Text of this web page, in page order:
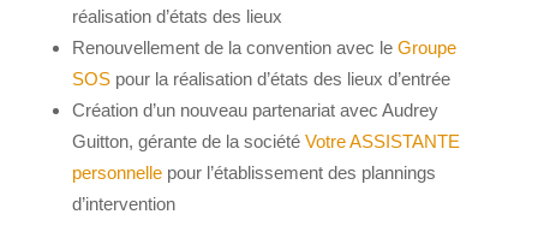
réalisation d’états des lieux
Renouvellement de la convention avec le Groupe
SOSpour la réalisation d’états des lieux d’entrée
Création d’un nouveau partenariat avec Audrey
Guitton, gérante de la société Votre ASSISTANTE
personnellepour l’établissement des plannings
d’intervention